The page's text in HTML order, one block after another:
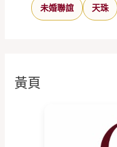
未婚聯誼 天珠
黃頁